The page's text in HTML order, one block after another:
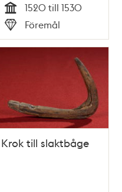
Tid
1520 till 1530
Typ
Föremål
Krok till slaktbåge